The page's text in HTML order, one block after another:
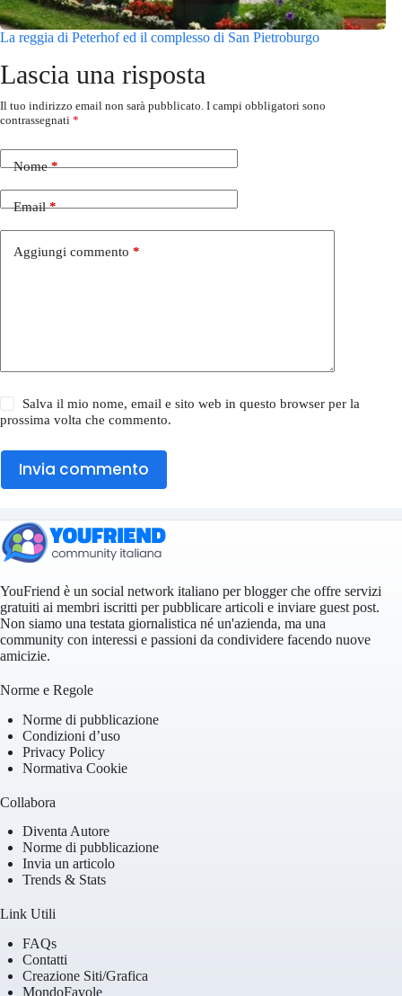
La reggia di Peterhof ed il complesso di San Pietroburgo
Lascia una risposta
Il tuo indirizzo email non sarà pubblicato. I campi obbligatori sono
contrassegnati *
Nome*
Email*
Aggiungi commento *
Salva il mio nome, email e sito web in questo browser per la
prossima volta che commento.
Invia commento
YouFriend è un social network italiano per blogger che offre servizi
gratuiti ai membri iscritti per pubblicare articoli e inviare guest post.
Non siamo una testata giornalistica né un'azienda, ma una
community con interessi e passioni da condividere facendo nuove
amicizie.
Norme e Regole
Norme di pubblicazione
Condizioni d’uso
Privacy Policy
Normativa Cookie
Collabora
Diventa Autore
Norme di pubblicazione
Invia un articolo
Trends & Stats
Link Utili
FAQs
Contatti
Creazione Siti/Grafica
MondoFavole